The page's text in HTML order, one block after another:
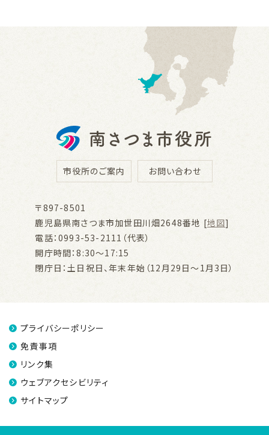
市役所のご案内 お問い合わせ
〒897-8501
鹿児島県南さつま市加世田川畑2648番地 [地図]
電話：0993-53-2111（代表）
開庁時間：8:30～17:15
閉庁日：土日祝日、年末年始（12月29日～1月3日）
プライバシーポリシー
免責事項
リンク集
ウェブアクセシビリティ
サイトマップ